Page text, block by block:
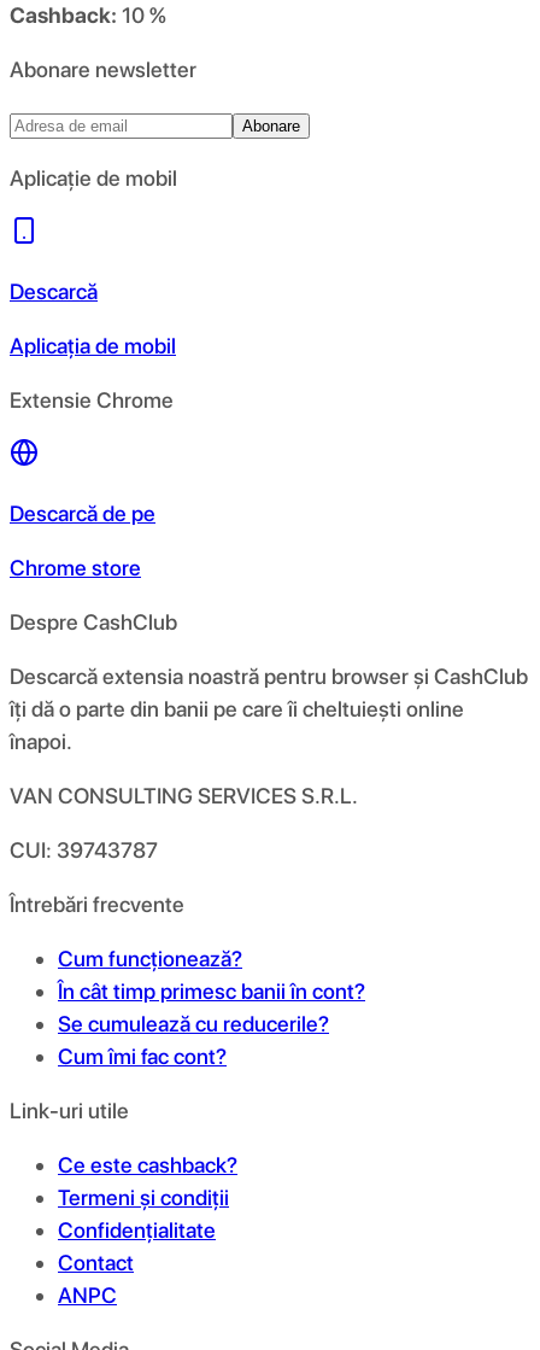
Cashback: 10 %
Abonare newsletter
Abonare
Aplicație de mobil
Descarcă
Aplicația de mobil
Extensie Chrome
Descarcă de pe
Chrome store
Despre CashClub
Descarcă extensia noastră pentru browser și CashClub
îți dă o parte din banii pe care îi cheltuiești online
înapoi.
VAN CONSULTING SERVICES S.R.L.
CUI: 39743787
Întrebări frecvente
Cum funcționează?
În cât timp primesc banii în cont?
Se cumulează cu reducerile?
Cum îmi fac cont?
Link-uri utile
Ce este cashback?
Termeni și condiții
Confidențialitate
Contact
ANPC